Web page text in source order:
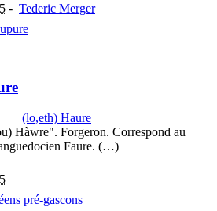
- Tederic Merger
(lo,eth) Haure
Hàwre". Forgeron. Correspond au
Faure. (…)
pré-gascons